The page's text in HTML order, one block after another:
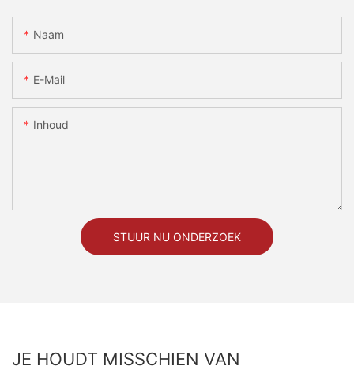
Naam
E-Mail
Inhoud
STUUR NU ONDERZOEK
JE HOUDT MISSCHIEN VAN